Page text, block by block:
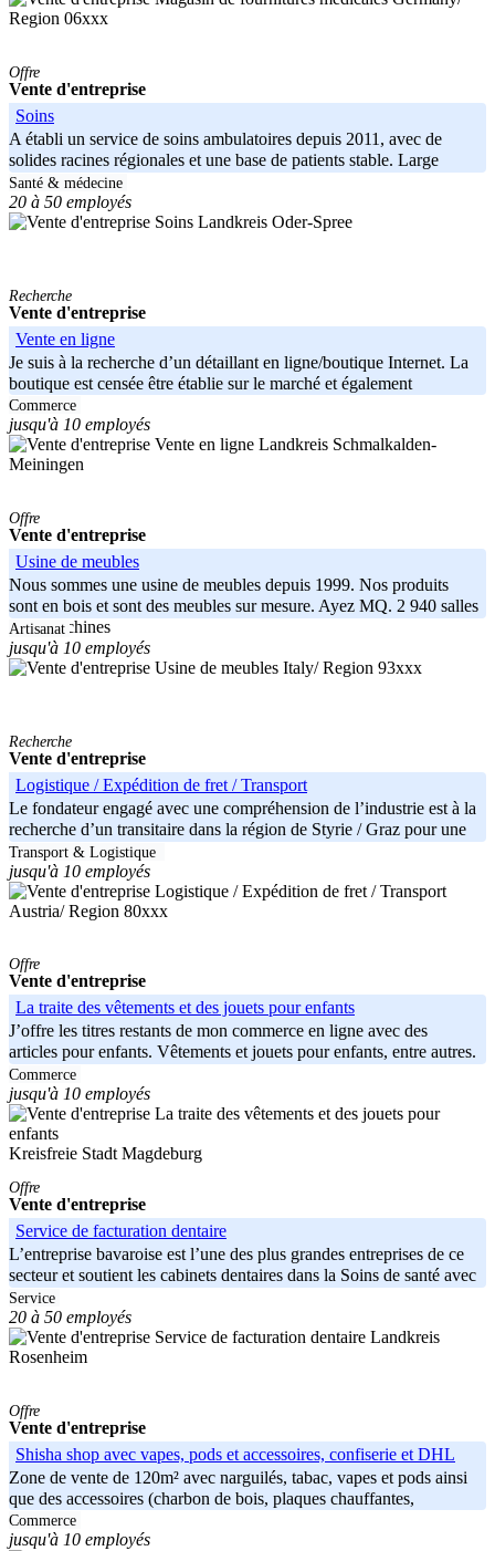
Region 06xxx
Offre
Vente d'entreprise
Soins
A établi un service de soins ambulatoires depuis 2011, avec de
solides racines régionales et une base de patients stable. Large
gamme de
Santé & médecine
20 à 50 employés
Landkreis Oder-Spree
Recherche
Vente d'entreprise
Vente en ligne
Je suis à la recherche d’un détaillant en ligne/boutique Internet. La
boutique est censée être établie sur le marché et également
Commerce
jusqu'à 10 employés
Landkreis Schmalkalden-
Meiningen
Offre
Vente d'entreprise
Usine de meubles
Nous sommes une usine de meubles depuis 1999. Nos produits
sont en bois et sont des meubles sur mesure. Ayez MQ. 2 940 salles
avec machines
Artisanat
jusqu'à 10 employés
Italy/ Region 93xxx
Recherche
Vente d'entreprise
Logistique / Expédition de fret / Transport
Le fondateur engagé avec une compréhension de l’industrie est à la
recherche d’un transitaire dans la région de Styrie / Graz pour une
Transport & Logistique
jusqu'à 10 employés
Austria/ Region 80xxx
Offre
Vente d'entreprise
La traite des vêtements et des jouets pour enfants
J’offre les titres restants de mon commerce en ligne avec des
articles pour enfants. Vêtements et jouets pour enfants, entre autres.
Il
Commerce
jusqu'à 10 employés
Kreisfreie Stadt Magdeburg
Offre
Vente d'entreprise
Service de facturation dentaire
L’entreprise bavaroise est l’une des plus grandes entreprises de ce
secteur et soutient les cabinets dentaires dans la Soins de santé avec
Service
20 à 50 employés
Landkreis
Rosenheim
Offre
Vente d'entreprise
Shisha shop avec vapes, pods et accessoires, confiserie et DHL
Zone de vente de 120m² avec narguilés, tabac, vapes et pods ainsi
que des accessoires (charbon de bois, plaques chauffantes,
éclairage
Commerce
jusqu'à 10 employés